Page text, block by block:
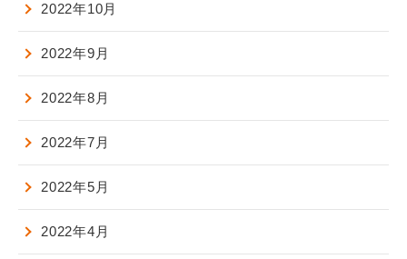
2022年10月
2022年9月
2022年8月
2022年7月
2022年5月
2022年4月